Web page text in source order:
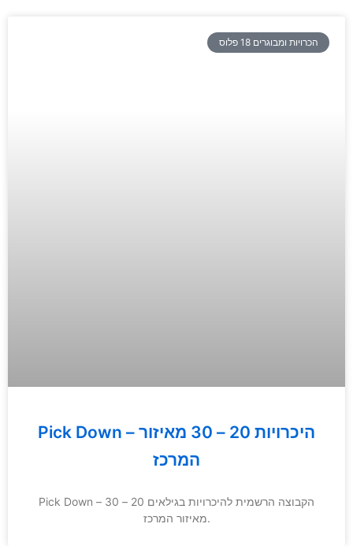
הכרויות ומבוגרים 18 פלוס
Pick Down – היכרויות 20 – 30 מאיזור
המרכז
Pick Down – הקבוצה הרשמית להיכרויות בגילאים 20 – 30
מאיזור המרכז.